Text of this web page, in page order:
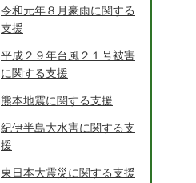
令和元年８月豪雨に関する
支援
平成２９年台風２１号被害
に関する支援
熊本地震に関する支援
紀伊半島大水害に関する支
援
東日本大震災に関する支援